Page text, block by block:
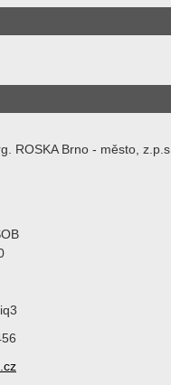
ROSKA Brno - město, z.p.s.